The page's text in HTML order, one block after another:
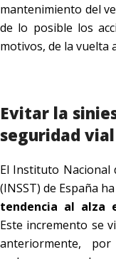
mantenimiento del
de lo posible los
motivos, de la vuelta
Evitar la
seguridad
El Instituto Nacional
(INSST) de España
tendencia al alza
Este incremento se
anteriormente,